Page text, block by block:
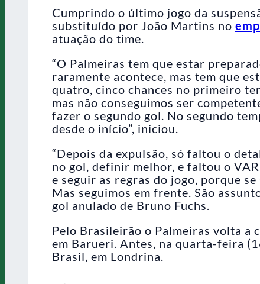
Cumprindo o último jogo da
substituído por João Martins no
atuação do time.
“O Palmeiras tem que estar
raramente acontece, mas tem que
quatro, cinco chances no primeiro
mas não conseguimos ser
fazer o segundo gol. No segundo
desde o início”, iniciou.
“Depois da expulsão, só faltou o
no gol, definir melhor, e faltou o
e seguir as regras do jogo, porque
Mas seguimos em frente. São
gol anulado de Bruno Fuchs.
Pelo Brasileirão o Palmeiras volta a
em Barueri. Antes, na quarta-feira
Brasil, em Londrina.